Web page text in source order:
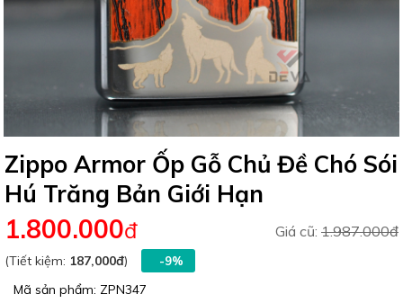
Zippo Armor Ốp Gỗ Chủ Đề Chó Sói
Hú Trăng Bản Giới Hạn
Giá cũ: 1.987.000đ
1.800.000đ
(Tiết kiệm: 187,000đ) -9%
Mã sản phẩm: ZPN347